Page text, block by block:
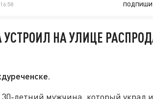
НА УЛИЦЕ
летний мужчина, который украл